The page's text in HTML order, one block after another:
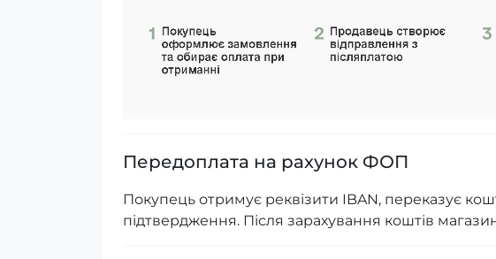
Передоплата на рахунок ФОП
Покупець отримує реквізити IBAN, переказує
підтвердження. Після зарахування коштів